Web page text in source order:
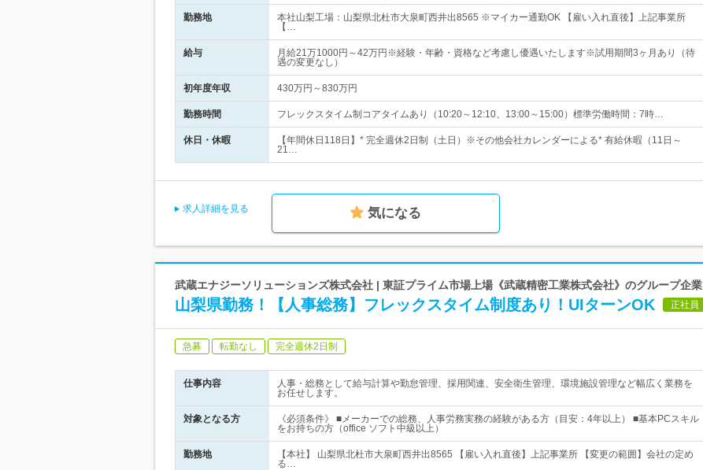
勤務地
本社山梨工場：山梨県北杜市大泉町西井出8565 ※マイカー通勤OK 【雇い入れ直後】上記事業所
【…
給与
月給21万1000円～42万円※経験・年齢・資格など考慮し優遇いたします※試用期間3ヶ月あり（待
遇の変更なし）
初年度年収 430万円～830万円
勤務時間 フレックスタイム制コアタイムあり（10:20～12:10、13:00～15:00）標準労働時間：7時…
休日・休暇
【年間休日118日】* 完全週休2日制（土日）※その他会社カレンダーによる* 有給休暇（11日～
21…
求人詳細を見る 気になる
武蔵エナジーソリューションズ株式会社 | 東証プライム市場上場《武蔵精密工業株式会社》のグループ企業
山梨県勤務！【人事総務】フレックスタイム制度あり！UIターンOK 正社員
急募 転勤なし 完全週休2日制
仕事内容
人事・総務として給与計算や勤怠管理、採用関連、安全衛生管理、環境施設管理など幅広く業務を
お任せします。
対象となる方
《必須条件》 ■メーカーでの総務、人事労務実務の経験がある方（目安：4年以上） ■基本PCスキル
をお持ちの方（office ソフト中級以上）
勤務地
【本社】 山梨県北杜市大泉町西井出8565 【雇い入れ直後】上記事業所 【変更の範囲】会社の定め
る…